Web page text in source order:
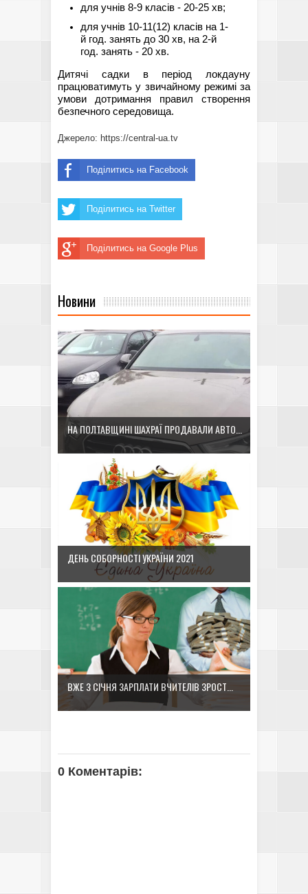
для учнів 8-9 класів - 20-25 хв;
для учнів 10-11(12) класів на 1-
й год. занять до 30 хв, на 2-й
год. занять - 20 хв.
Дитячі садки в період локдауну
працюватимуть у звичайному режимі за
умови дотримання правил створення
безпечного середовища.
Джерело: https://central-ua.tv
Поділитись на Facebook
Поділитись на Twitter
Поділитись на Google Plus
Новини
НА ПОЛТАВЩИНІ ШАХРАЇ ПРОДАВАЛИ АВТО...
ДЕНЬ СОБОРНОСТІ УКРАЇНИ 2021
ВЖЕ З СІЧНЯ ЗАРПЛАТИ ВЧИТЕЛІВ ЗРОСТ...
0 Коментарів: